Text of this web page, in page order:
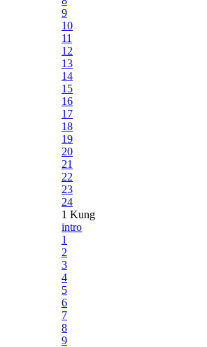
9
10
11
12
13
14
15
16
17
18
19
20
21
22
23
24
1 Kung
intro
1
2
3
4
5
6
7
8
9